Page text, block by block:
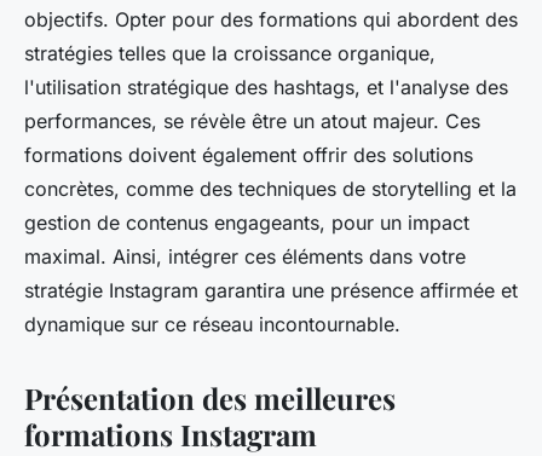
objectifs. Opter pour des formations qui abordent des
stratégies telles que la croissance organique,
l'utilisation stratégique des hashtags, et l'analyse des
performances, se révèle être un atout majeur. Ces
formations doivent également offrir des solutions
concrètes, comme des techniques de storytelling et la
gestion de contenus engageants, pour un impact
maximal. Ainsi, intégrer ces éléments dans votre
stratégie Instagram garantira une présence affirmée et
dynamique sur ce réseau incontournable.
Présentation des meilleures
formations Instagram